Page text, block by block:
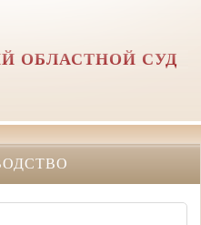
ОБЛАСТНОЙ СУД